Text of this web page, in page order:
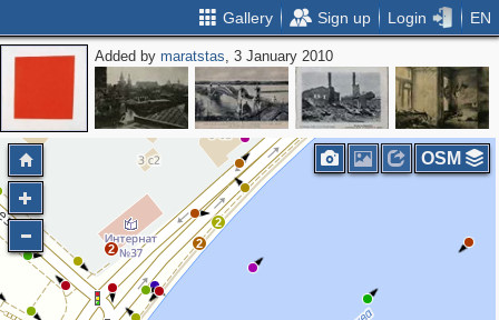
Gallery Sign up Login EN
Added bymaratstas, 3 January 2010
2
2
2
2
2
2
OSM